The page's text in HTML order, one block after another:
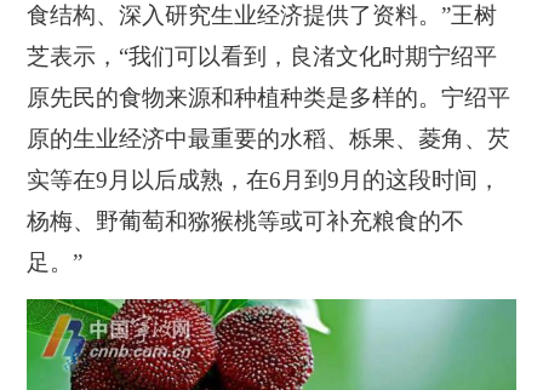
食结构、深入研究生业经济提供了资料。”王树
芝表示，“我们可以看到，良渚文化时期宁绍平
原先民的食物来源和种植种类是多样的。宁绍平
原的生业经济中最重要的水稻、栎果、菱角、芡
实等在9月以后成熟，在6月到9月的这段时间，
杨梅、野葡萄和猕猴桃等或可补充粮食的不
足。”